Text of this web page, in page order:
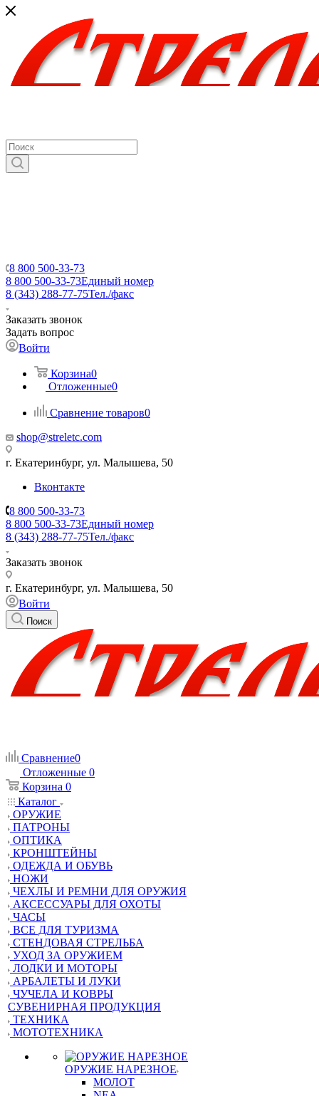
8 800 500-33-73
8 800 500-33-73Единый номер
8 (343) 288-77-75Тел./факс
Заказать звонок
Задать вопрос
Войти
Корзина0
Отложенные0
Сравнение товаров0
shop@streletc.com
г. Екатеринбург, ул. Малышева, 50
Вконтакте
8 800 500-33-73
8 800 500-33-73Единый номер
8 (343) 288-77-75Тел./факс
Заказать звонок
г. Екатеринбург, ул. Малышева, 50
Войти
Поиск
Сравнение0
Отложенные 0
Корзина 0
Каталог
ОРУЖИЕ
ПАТРОНЫ
ОПТИКА
КРОНШТЕЙНЫ
ОДЕЖДА И ОБУВЬ
НОЖИ
ЧЕХЛЫ И РЕМНИ ДЛЯ ОРУЖИЯ
АКСЕССУАРЫ ДЛЯ ОХОТЫ
ЧАСЫ
ВСЕ ДЛЯ ТУРИЗМА
СТЕНДОВАЯ СТРЕЛЬБА
УХОД ЗА ОРУЖИЕМ
ЛОДКИ И МОТОРЫ
АРБАЛЕТЫ И ЛУКИ
ЧУЧЕЛА И КОВРЫ
СУВЕНИРНАЯ ПРОДУКЦИЯ
ТЕХНИКА
МОТОТЕХНИКА
ОРУЖИЕ НАРЕЗНОЕ
МОЛОТ